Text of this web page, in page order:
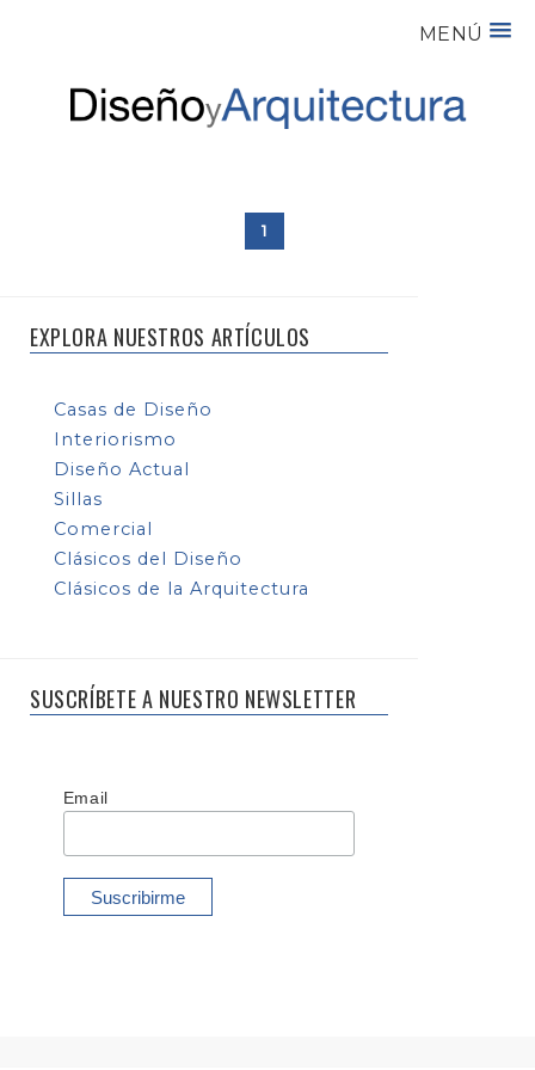
MENÚ
1
EXPLORA NUESTROS ARTÍCULOS
Casas de Diseño
Interiorismo
Diseño Actual
Sillas
Comercial
Clásicos del Diseño
Clásicos de la Arquitectura
SUSCRÍBETE A NUESTRO NEWSLETTER
Email